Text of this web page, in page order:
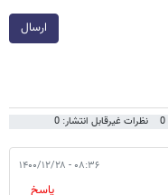
ارسال
نظرات غیرقابل انتشار: 0
۰۸:۳۶ - ۱۴۰۰/۱۲/۲۸
پاسخ